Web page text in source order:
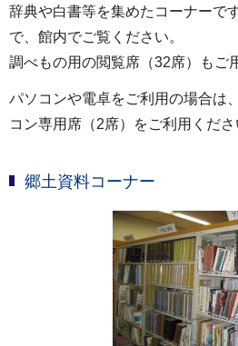
辞典や白書等を集めたコーナーで
で、館内でご覧ください。
調べもの用の閲覧席（32席）もご
パソコンや電卓をご利用の場合は
コン専用席（2席）をご利用くださ
郷土資料コーナー